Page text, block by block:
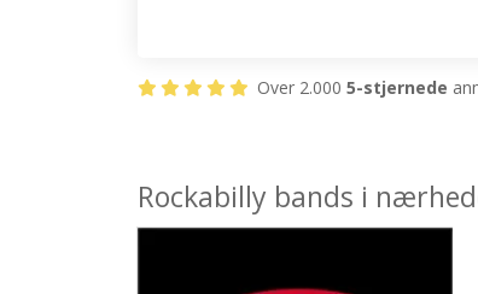
Over 2.000 5-stjernede
Rockabilly bands i